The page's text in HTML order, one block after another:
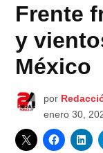
Frente
y
México
por
enero 30,